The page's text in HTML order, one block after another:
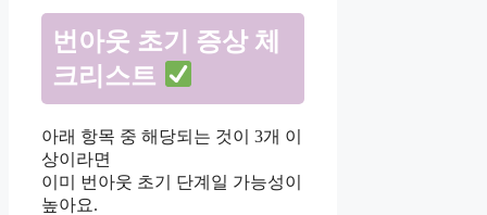
번아웃 초기 증상 체
크리스트
아래 항목 중 해당되는 것이 3개 이
상이라면
이미 번아웃 초기 단계일 가능성이
높아요.